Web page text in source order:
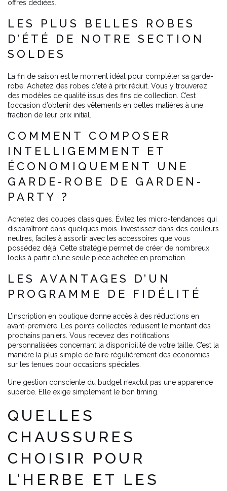
offres dédiées.
LES PLUS BELLES ROBES
D’ÉTÉ DE NOTRE SECTION
SOLDES
La fin de saison est le moment idéal pour compléter sa garde-
robe. Achetez des robes d’été à prix réduit. Vous y trouverez
des modèles de qualité issus des fins de collection. C’est
l’occasion d’obtenir des vêtements en belles matières à une
fraction de leur prix initial.
COMMENT COMPOSER
INTELLIGEMMENT ET
ÉCONOMIQUEMENT UNE
GARDE-ROBE DE GARDEN-
PARTY ?
Achetez des coupes classiques. Évitez les micro-tendances qui
disparaîtront dans quelques mois. Investissez dans des couleurs
neutres, faciles à assortir avec les accessoires que vous
possédez déjà. Cette stratégie permet de créer de nombreux
looks à partir d’une seule pièce achetée en promotion.
LES AVANTAGES D’UN
PROGRAMME DE FIDÉLITÉ
L’inscription en boutique donne accès à des réductions en
avant-première. Les points collectés réduisent le montant des
prochains paniers. Vous recevez des notifications
personnalisées concernant la disponibilité de votre taille. C’est la
manière la plus simple de faire régulièrement des économies
sur les tenues pour occasions spéciales.
Une gestion consciente du budget n’exclut pas une apparence
superbe. Elle exige simplement le bon timing.
QUELLES
CHAUSSURES
CHOISIR POUR
L’HERBE ET LES